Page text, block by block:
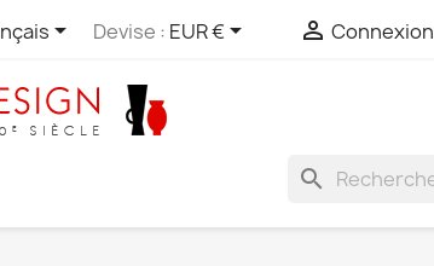
 Devise : EUR €  Connexion
search